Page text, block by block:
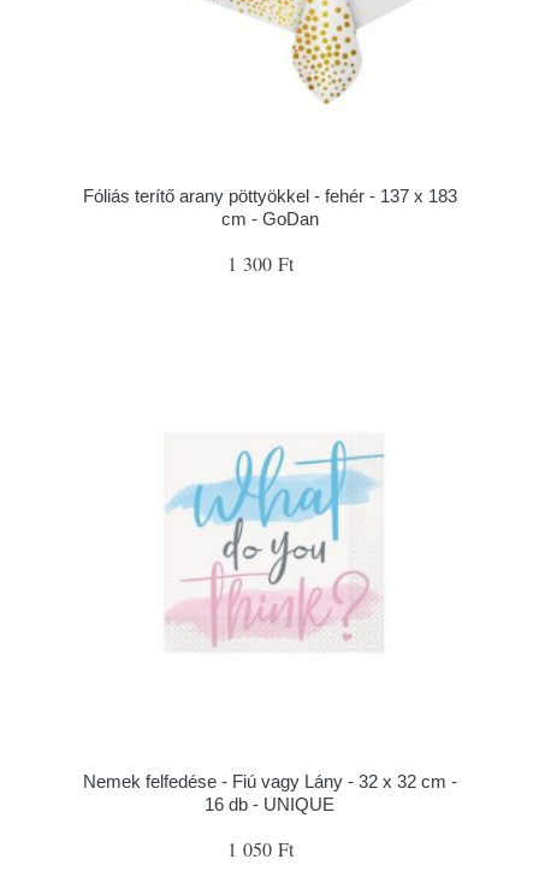
Fóliás terítő arany pöttyökkel - fehér - 137 x 183
cm - GoDan
1 300 Ft
Nemek felfedése - Fiú vagy Lány - 32 x 32 cm -
16 db - UNIQUE
1 050 Ft